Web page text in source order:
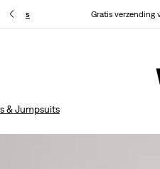
details Gratis verzending
Update verzend- en
& Jumpsuits